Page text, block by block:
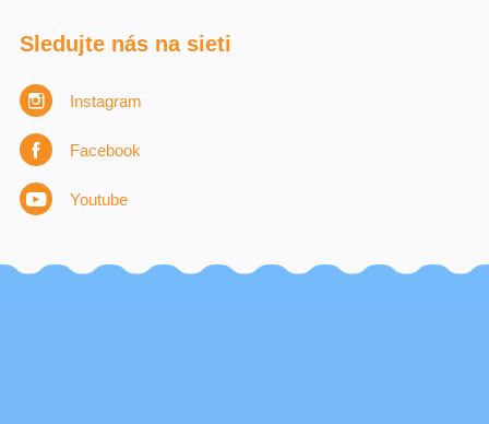
Sledujte nás na sieti
Instagram
Facebook
Youtube